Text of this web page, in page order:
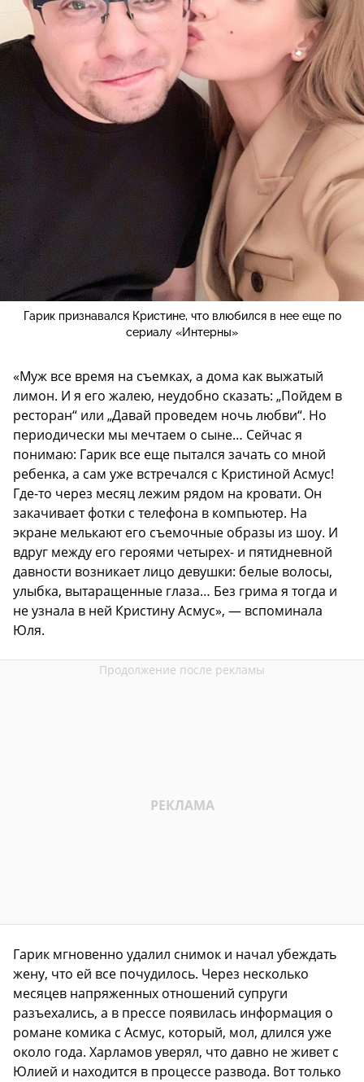
Гарик признавался Кристине, что влюбился в нее еще по
сериалу «Интерны»
«Муж все время на съемках, а дома как выжатый
лимон. И я его жалею, неудобно сказать: „Пойдем в
ресторан“ или „Давай проведем ночь любви“. Но
периодически мы мечтаем о сыне… Сейчас я
понимаю: Гарик все еще пытался зачать со мной
ребенка, а сам уже встречался с Кристиной Асмус!
Где-то через месяц лежим рядом на кровати. Он
закачивает фотки с телефона в компьютер. На
экране мелькают его съемочные образы из шоу. И
вдруг между его героями четырех- и пятидневной
давности возникает лицо девушки: белые волосы,
улыбка, вытаращенные глаза… Без грима я тогда и
не узнала в ней Кристину Асмус», — вспоминала
Юля.
Гарик мгновенно удалил снимок и начал убеждать
жену, что ей все почудилось. Через несколько
месяцев напряженных отношений супруги
разъехались, а в прессе появилась информация о
романе комика с Асмус, который, мол, длился уже
около года. Харламов уверял, что давно не живет с
Юлией и находится в процессе развода. Вот только